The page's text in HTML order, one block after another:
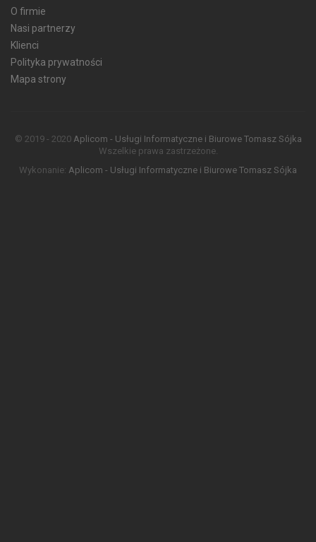
O firmie
Nasi partnerzy
Klienci
Polityka prywatności
Mapa strony
© 2019 - 2020 Aplicom - Usługi Informatyczne i Biurowe Tomasz Sójka
Wszelkie prawa zastrzeżone.
Wykonanie: Aplicom - Usługi Informatyczne i Biurowe Tomasz Sójka